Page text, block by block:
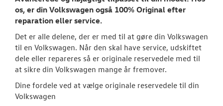
LEJ EN
LEJ EN
CRAFTER
os, er din Volkswagen også 100% Original efter
reparation eller service.
Det er alle delene, der er med til at gøre din Volkswagen
til en Volkswagen. Når den skal have service, udskiftet
dele eller repareres så er originale reservedele med til
at sikre din Volkswagen mange år fremover.
Dine fordele ved at vælge originale reservedele til din
Volkswagen